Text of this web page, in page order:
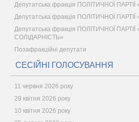
Депутатська фракція ПОЛІТИЧНОЇ
Депутатська фракція ПОЛІТИЧНОЇ
Депутатська фракція ПОЛІТИЧНОЇ
СОЛІДАРНІСТЬ»
Позафракційні депутати
СЕСІЙНІ ГОЛОСУВАННЯ
11 червня 2026 року
29 квітня 2026 року
10 квітня 2026 року